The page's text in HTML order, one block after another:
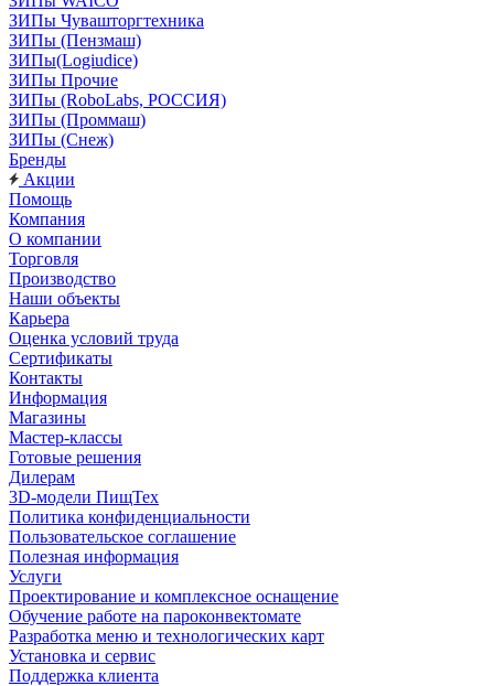
ЗИПы Чувашторгтехника
ЗИПы (Пензмаш)
ЗИПы(Logiudice)
ЗИПы Прочие
ЗИПы (RoboLabs, РОССИЯ)
ЗИПы (Проммаш)
ЗИПы (Снеж)
Бренды
Акции
Помощь
Компания
О компании
Торговля
Производство
Наши объекты
Карьера
Оценка условий труда
Сертификаты
Контакты
Информация
Магазины
Мастер-классы
Готовые решения
Дилерам
3D-модели ПищТех
Политика конфиденциальности
Пользовательское соглашение
Полезная информация
Услуги
Проектирование и комплексное оснащение
Обучение работе на пароконвектомате
Разработка меню и технологических карт
Установка и сервис
Поддержка клиента